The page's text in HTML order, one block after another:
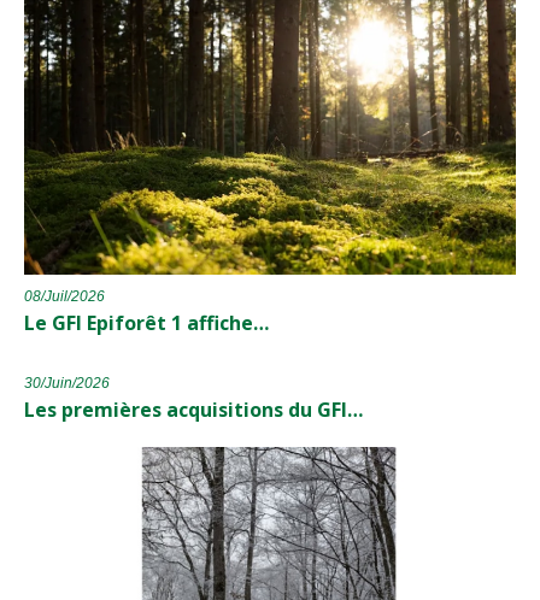
08/Juil/2026
Le GFI Epiforêt 1 affiche…
30/Juin/2026
Les premières acquisitions du GFI…